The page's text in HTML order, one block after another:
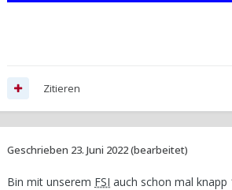
Zitieren
Geschrieben 23. Juni 2022(bearbeitet)
Bin mit unserem FSI auch schon mal